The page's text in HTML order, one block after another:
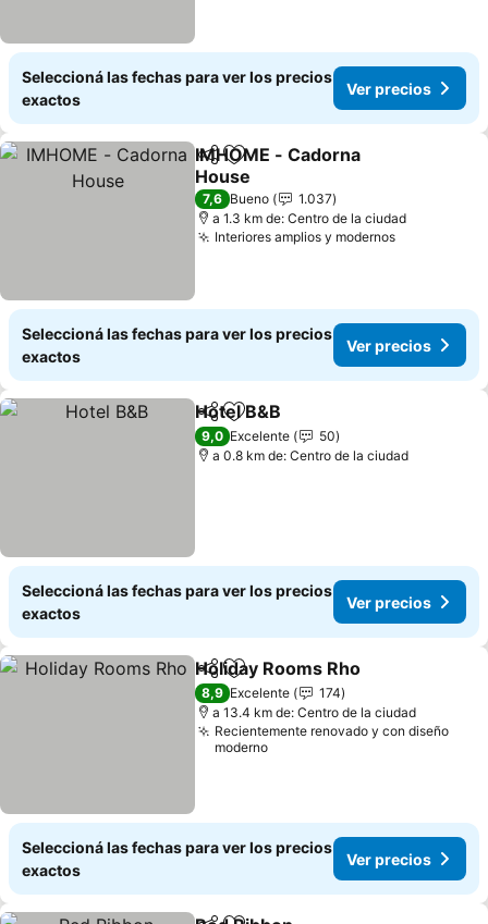
Seleccioná las fechas para ver los precios
exactos
Ver precios
CompartirAñadir a favoritos
IMHOME - Cadorna
House
7,6 Bueno
1.037
a 1.3 km de: Centro de la ciudad
Interiores amplios y modernos
Seleccioná las fechas para ver los precios
exactos
Ver precios
CompartirAñadir a favoritos
Hotel B&B
9,0 Excelente
50
a 0.8 km de: Centro de la ciudad
Seleccioná las fechas para ver los precios
exactos
Ver precios
CompartirAñadir a favoritos
Holiday Rooms Rho
8,9 Excelente
174
a 13.4 km de: Centro de la ciudad
Recientemente renovado y con diseño
moderno
Seleccioná las fechas para ver los precios
exactos
Ver precios